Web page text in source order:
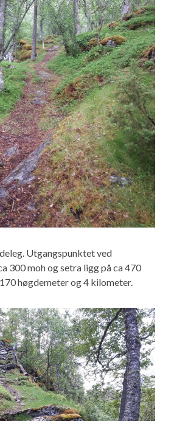
Utgangspunktet ved
300 moh og setra ligg på ca 470
høgdemeter og 4 kilometer.